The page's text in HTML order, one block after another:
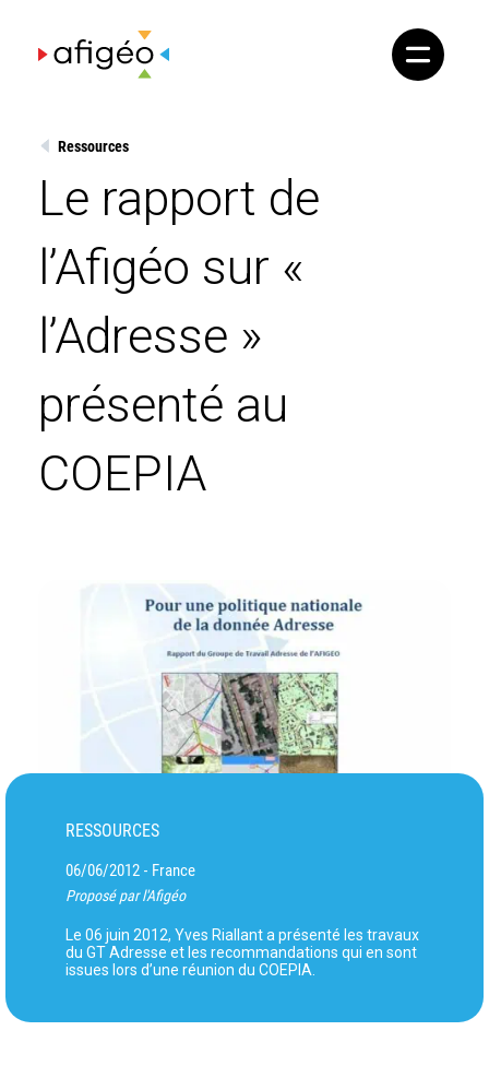
content
Ressources
Le rapport de
l’Afigéo sur «
l’Adresse »
présenté au
COEPIA
RESSOURCES
06/06/2012 - France
Proposé par l'Afigéo
Le 06 juin 2012, Yves Riallant a présenté les travaux
du GT Adresse et les recommandations qui en sont
issues lors d’une réunion du COEPIA.